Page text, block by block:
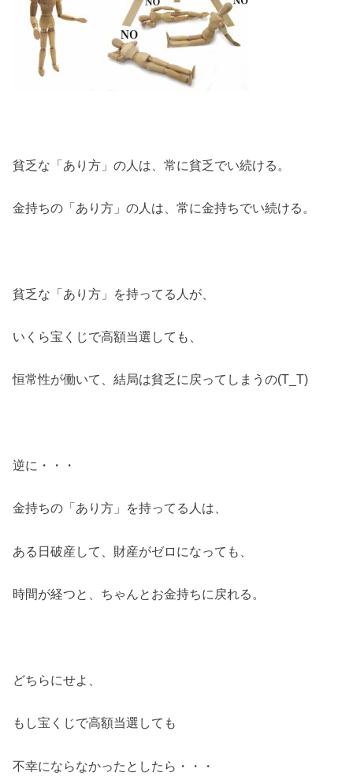
貧乏な「あり方」の人は、常に貧乏でい続ける。
金持ちの「あり方」の人は、常に金持ちでい続ける。
貧乏な「あり方」を持ってる人が、
いくら宝くじで高額当選しても、
恒常性が働いて、結局は貧乏に戻ってしまうの(T_T)
逆に・・・
金持ちの「あり方」を持ってる人は、
ある日破産して、財産がゼロになっても、
時間が経つと、ちゃんとお金持ちに戻れる。
どちらにせよ、
もし宝くじで高額当選しても
不幸にならなかったとしたら・・・